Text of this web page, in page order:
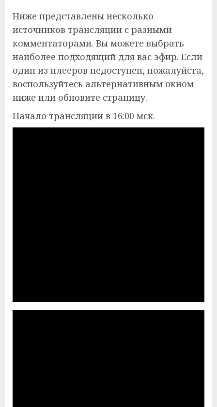
Ниже представлены несколько
источников трансляции с разными
комментаторами. Вы можете выбрать
наиболее подходящий для вас эфир. Если
один из плееров недоступен, пожалуйста,
воспользуйтесь альтернативным окном
ниже или обновите страницу.
Начало трансляции в 16:00 мск.